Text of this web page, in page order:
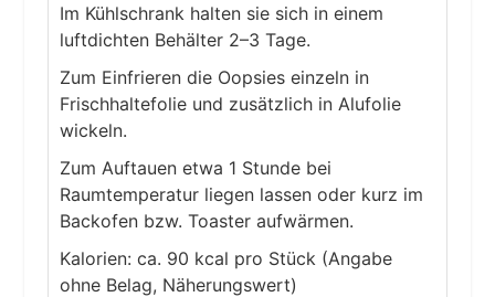
Im Kühlschrank halten sie sich in einem
luftdichten Behälter 2–3 Tage.
Zum Einfrieren die Oopsies einzeln in
Frischhaltefolie und zusätzlich in Alufolie
wickeln.
Zum Auftauen etwa 1 Stunde bei
Raumtemperatur liegen lassen oder kurz im
Backofen bzw. Toaster aufwärmen.
Kalorien: ca. 90 kcal pro Stück (Angabe
ohne Belag, Näherungswert)